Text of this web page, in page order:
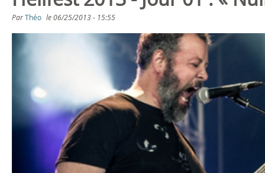
s
ê
e
s
ParThéo le06/25/2013 - 15:55